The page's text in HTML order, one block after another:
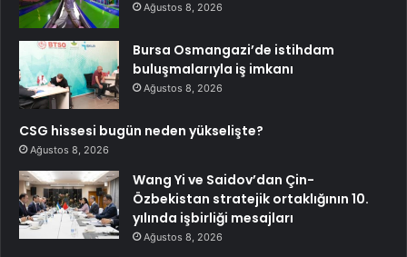
Ağustos 8, 2026
Bursa Osmangazi’de istihdam
buluşmalarıyla iş imkanı
Ağustos 8, 2026
CSG hissesi bugün neden yükselişte?
Ağustos 8, 2026
Wang Yi ve Saidov’dan Çin-
Özbekistan stratejik ortaklığının 10.
yılında işbirliği mesajları
Ağustos 8, 2026